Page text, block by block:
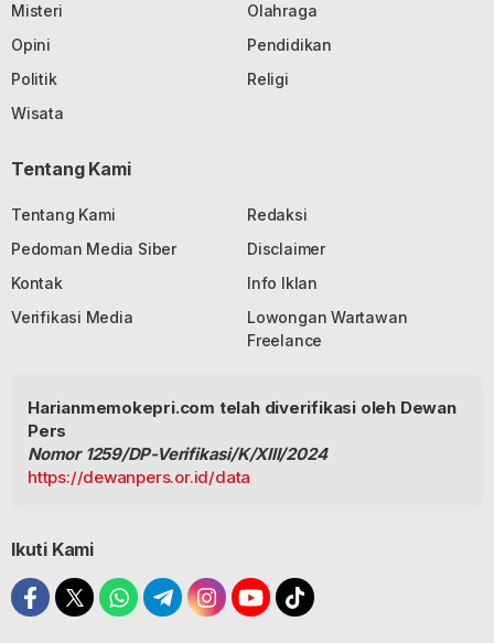
Misteri
Olahraga
Opini
Pendidikan
Politik
Religi
Wisata
Tentang Kami
Tentang Kami
Redaksi
Pedoman Media Siber
Disclaimer
Kontak
Info Iklan
Verifikasi Media
Lowongan Wartawan
Freelance
Harianmemokepri.com telah diverifikasi oleh Dewan
Pers
Nomor 1259/DP-Verifikasi/K/XIII/2024
https://dewanpers.or.id/data
Ikuti Kami